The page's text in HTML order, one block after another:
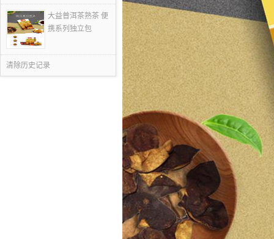
大益普洱茶熟茶 便
携系列独立包
清除历史记录